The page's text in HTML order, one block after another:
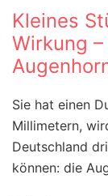
Kleines
Wirkung
Sie hat einen
Millimetern,
Deutschland
können: die